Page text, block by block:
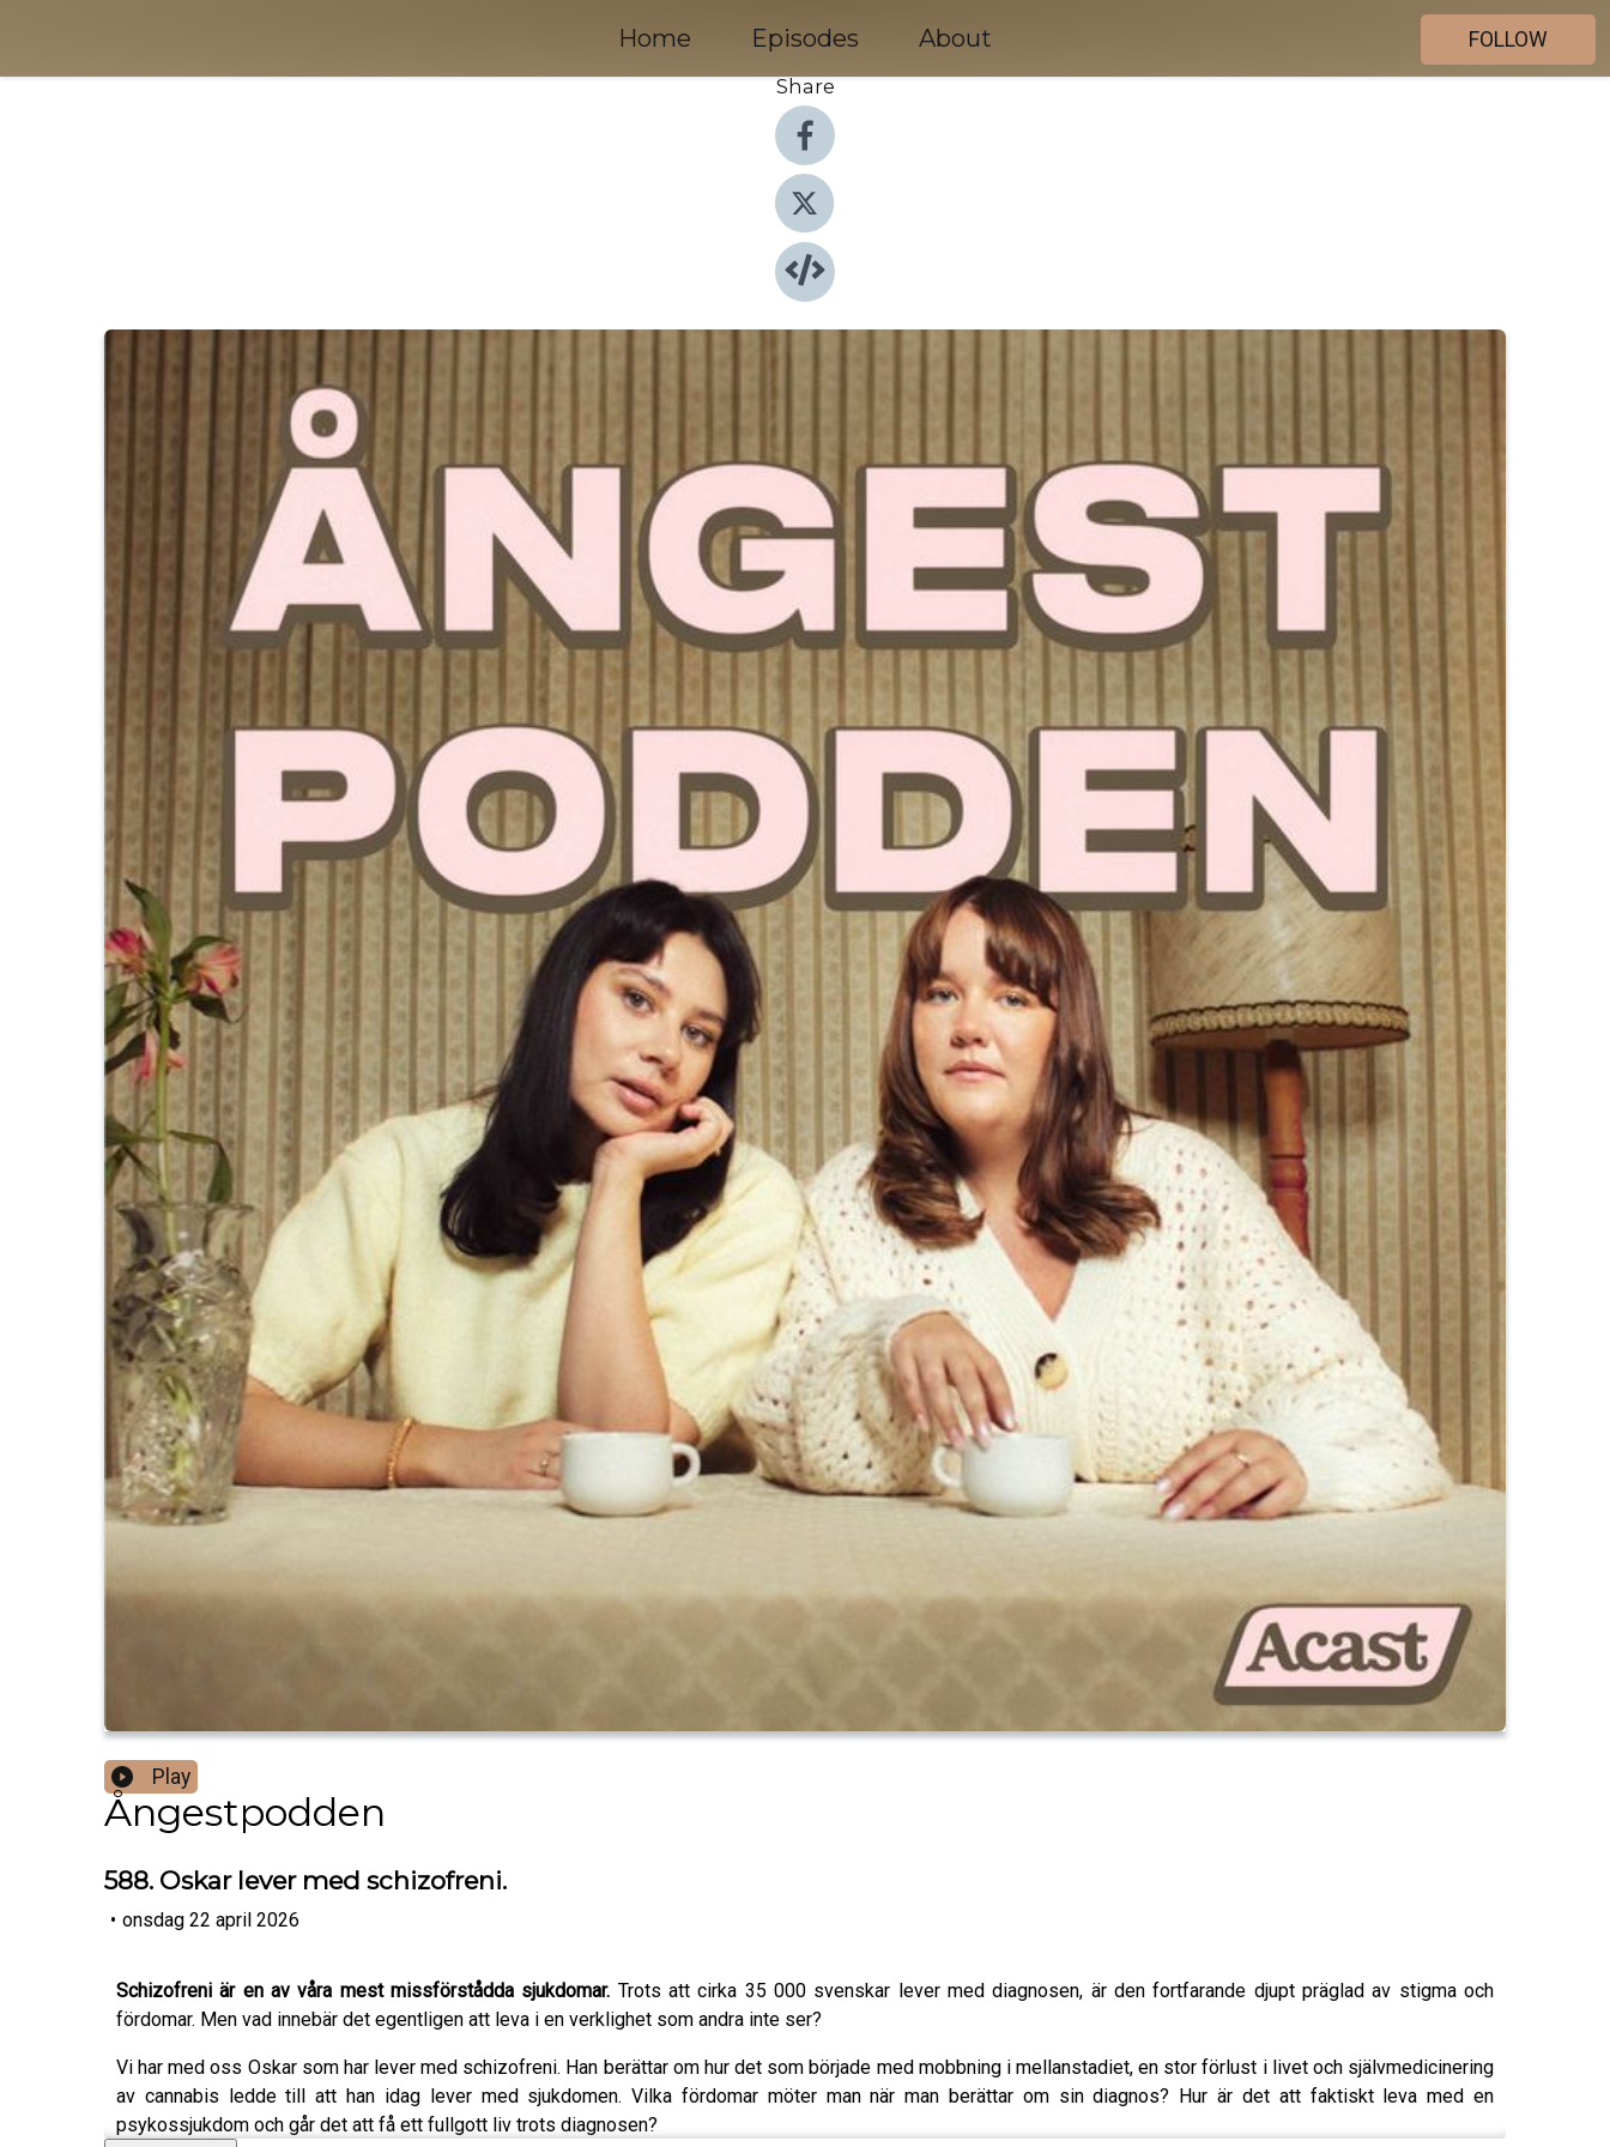
Home Episodes About
FOLLOW
Share
Play
Ångestpodden
588. Oskar lever med schizofreni.
• onsdag 22 april 2026
Schizofreni är en av våra mest missförstådda sjukdomar. Trots att cirka 35 000 svenskar lever med diagnosen, är den fortfarande djupt präglad av stigma och
fördomar. Men vad innebär det egentligen att leva i en verklighet som andra inte ser?
Vi har med oss Oskar som har lever med schizofreni. Han berättar om hur det som började med mobbning i mellanstadiet, en stor förlust i livet och självmedicinering
av cannabis ledde till att han idag lever med sjukdomen. Vilka fördomar möter man när man berättar om sin diagnos? Hur är det att faktiskt leva med en
psykossjukdom och går det att få ett fullgott liv trots diagnosen?